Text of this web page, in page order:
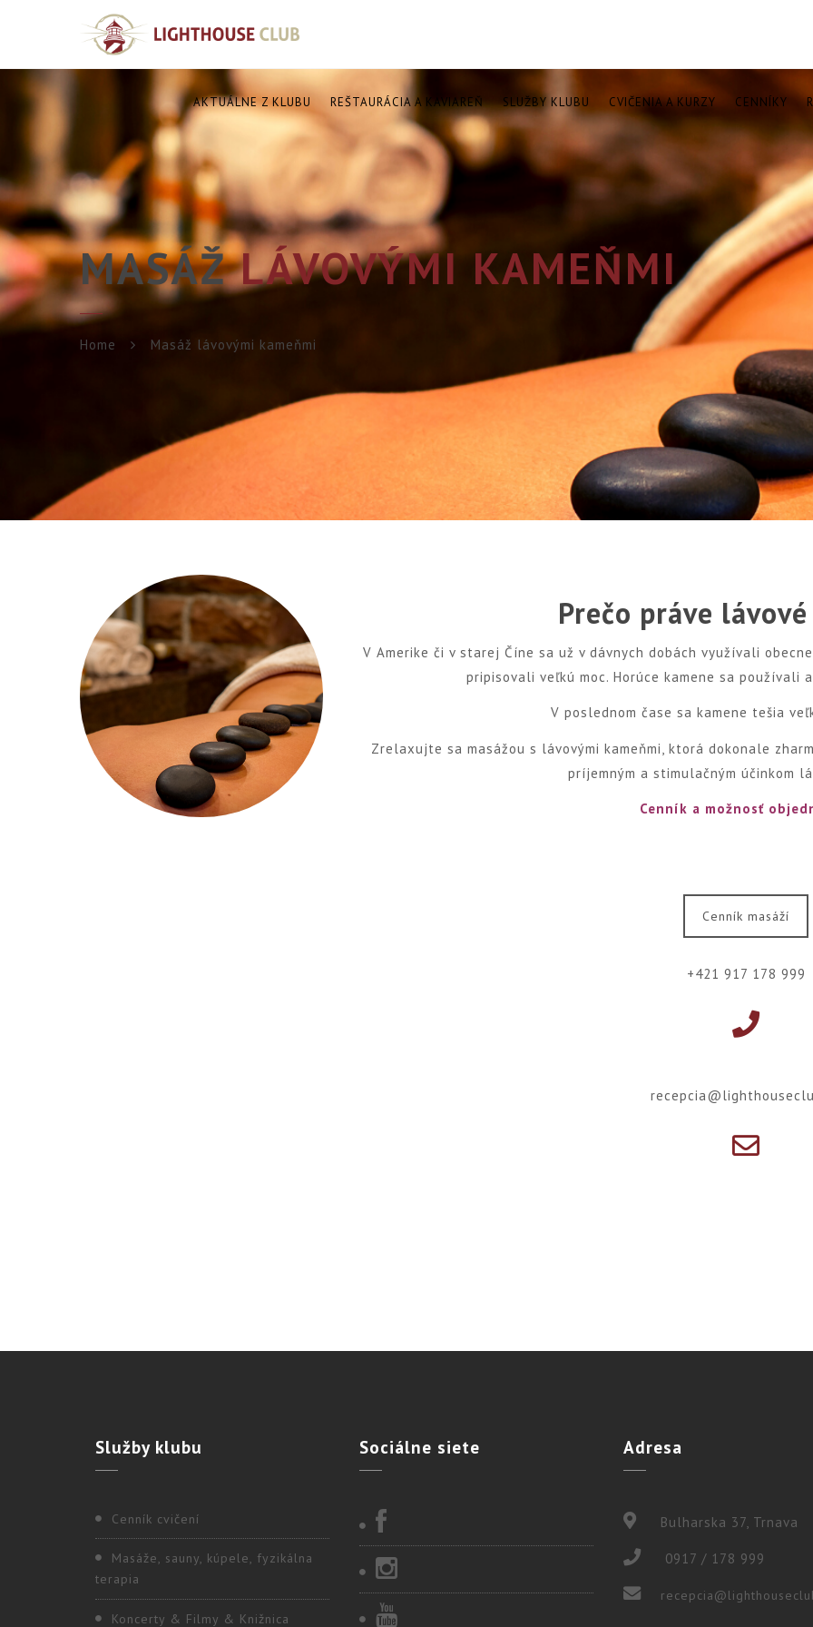
AKTUÁLNE Z KLUBU REŠTAURÁCIA A KAVIAREŇ SLUŽBY KLUBU CVIČENIA A KURZY CENNÍKY
MASÁŽLÁVOVÝMI KAMEŇMI
Home Masáž lávovými kameňmi
Prečo práve
V Amerike či v starej Číne sa už v dávnych dobách využívali
pripisovali veľkú moc. Horúce kamene sa používali
V poslednom čase sa kamene tešia
Zrelaxujte sa masážou s lávovými kameňmi, ktorá dokonale
príjemným a stimulačným účinkom
Cenník a možnosť
Cenník masáží
+421 917 178 999
Službyklubu
Cenník cvičení
Masáže, sauny, kúpele, fyzikálna
terapia
Koncerty & Filmy & Knižnica
Sociálne siete Adresa
Bulharska 37, Trnava
0917 / 178 999